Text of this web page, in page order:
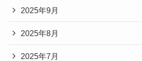
2025年9月
2025年8月
2025年7月